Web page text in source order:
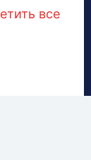
все